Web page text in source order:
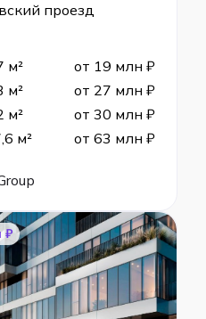
проезд
м²
от 19 млн ₽
м²
от 27 млн ₽
м²
от 30 млн ₽
м² от 63 млн ₽
₽